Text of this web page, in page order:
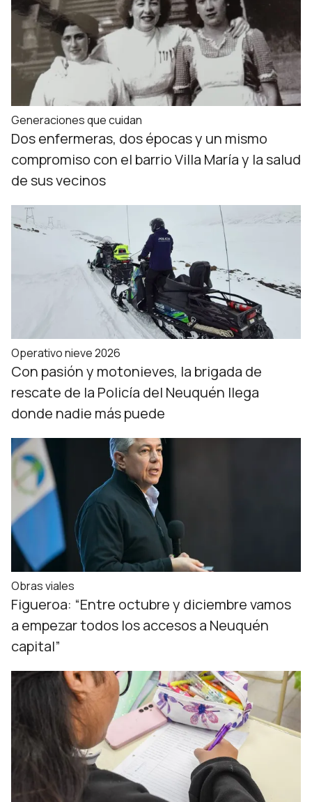
Generaciones que cuidan
Dos enfermeras, dos épocas y un mismo
compromiso con el barrio Villa María y la salud
de sus vecinos
Operativo nieve 2026
Con pasión y motonieves, la brigada de
rescate de la Policía del Neuquén llega
donde nadie más puede
Obras viales
Figueroa: “Entre octubre y diciembre vamos
a empezar todos los accesos a Neuquén
capital”